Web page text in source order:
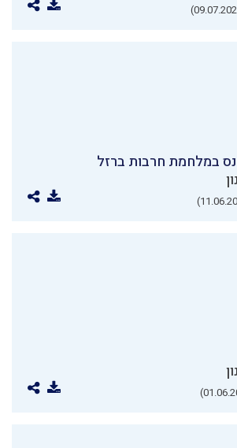
במלחמת חרבות ברזל